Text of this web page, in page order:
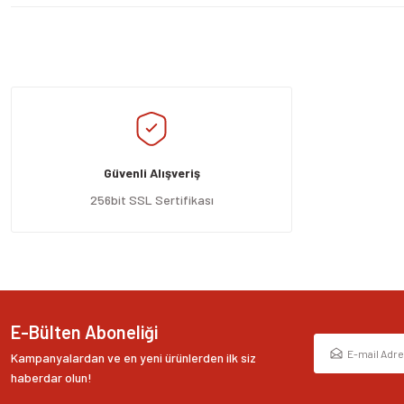
Ürün resmi kalitesiz, bozuk veya görüntülenemiyor.
Ürün açıklamasında eksik bilgiler bulunuyor.
Ürün bilgilerinde hatalar bulunuyor.
Ürün fiyatı diğer sitelerden daha pahalı.
Güvenli Alışveriş
256bit SSL Sertifikası
E-Bülten Aboneliği
Kampanyalardan ve en yeni ürünlerden ilk siz
haberdar olun!